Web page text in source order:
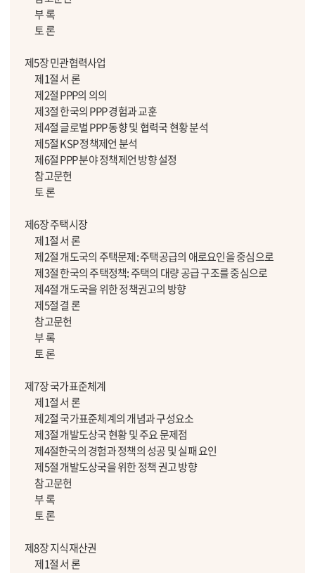
부 록
토 론
제5장 민관협력사업
제1절 서 론
제2절 PPP의 의의
제3절 한국의 PPP 경험과 교훈
제4절 글로벌 PPP 동향 및 협력국 현황 분석
제5절 KSP 정책제언 분석
제6절 PPP 분야 정책제언 방향 설정
참고문헌
토 론
제6장 주택시장
제1절 서 론
제2절 개도국의 주택문제: 주택공급의 애로요인을 중심으로
제3절 한국의 주택정책: 주택의 대량 공급 구조를 중심으로
제4절 개도국을 위한 정책권고의 방향
제5절 결 론
참고문헌
부 록
토 론
제7장 국가표준체계
제1절 서 론
제2절 국가표준체계의 개념과 구성요소
제3절 개발도상국 현황 및 주요 문제점
제4절한국의 경험과 정책의 성공 및 실패 요인
제5절 개발도상국을 위한 정책 권고 방향
참고문헌
부 록
토 론
제8장 지식재산권
제1절 서 론